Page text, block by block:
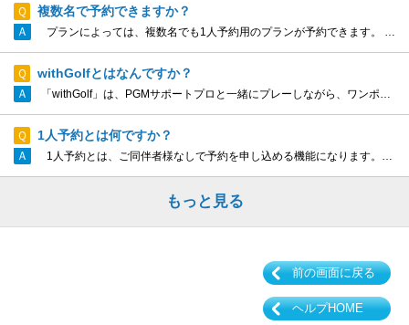
複数名で予約できますか？
プランによっては、複数名でも1人予約用のプランが予約できます。 複数名で予約可能なプランは、予約可能な人数が選択画面でクリックできます。
withGolfとはなんですか？
「withGolf」は、PGMサポートプロと一緒にプレーしながら、ワンポイントアドバイスが受けられるサービス。PGM Web1人予約からご予約できます。 詳しくはこちらのURLページをご覧ください。 https://bookin...
1人予約とは何ですか？
1人予約とは、ご同伴者様なしで予約を申し込める機能になります。ゴルフをしたいのに人数が集まらない、1人で気軽にプレーしたい、新しいゴルフ仲間を増やしたい、そういった時に是非ご利用ください。
もっと見る
前の画面に戻る
ヘルプHOME